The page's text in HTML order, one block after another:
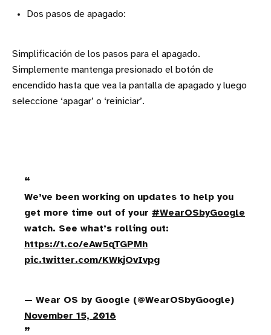
Dos pasos de apagado:
Simplificación de los pasos para el apagado.
Simplemente mantenga presionado el botón de
encendido hasta que vea la pantalla de apagado y luego
seleccione ‘apagar’ o ‘reiniciar’.
We’ve been working on updates to help you
get more time out of your #WearOSbyGoogle
watch. See what’s rolling out:
https://t.co/eAw5qTGPMh
pic.twitter.com/KWkjOvIvpg
— Wear OS by Google (@WearOSbyGoogle)
November 15, 2018